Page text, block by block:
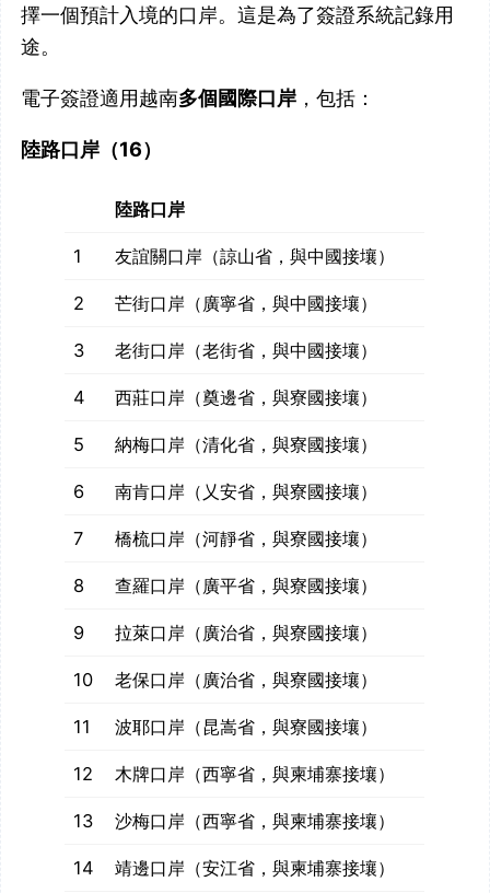
擇一個預計入境的口岸。這是為了簽證系統記錄用
途。
電子簽證適用越南多個國際口岸 ，包括：
陸路口岸（16）
陸路口岸
1 友誼關口岸（諒山省，與中國接壤）
2 芒街口岸（廣寧省，與中國接壤）
3 老街口岸（老街省，與中國接壤）
4 西莊口岸（奠邊省，與寮國接壤）
5 納梅口岸（清化省，與寮國接壤）
6 南肯口岸（乂安省，與寮國接壤）
7 橋梳口岸（河靜省，與寮國接壤）
8 查羅口岸（廣平省，與寮國接壤）
9 拉萊口岸（廣治省，與寮國接壤）
10 老保口岸（廣治省，與寮國接壤）
11 波耶口岸（昆嵩省，與寮國接壤）
12 木牌口岸（西寧省，與柬埔寨接壤）
13 沙梅口岸（西寧省，與柬埔寨接壤）
14 靖邊口岸（安江省，與柬埔寨接壤）